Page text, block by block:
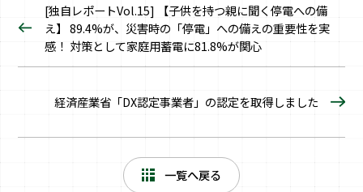
[独自レポートVol.15] 【子供を持つ親に聞く停電への備
え】 89.4%が、災害時の「停電」への備えの重要性を実
感！ 対策として家庭用蓄電に81.8%が関心
経済産業省「DX認定事業者」の認定を取得しました
一覧へ戻る